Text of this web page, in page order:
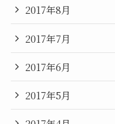
2017年8月
2017年7月
2017年6月
2017年5月